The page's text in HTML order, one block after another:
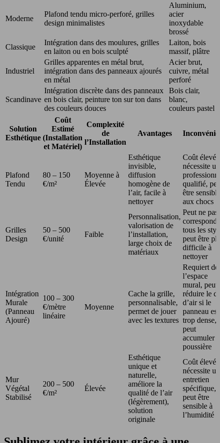
Moderne
Plafond tendu micro-perforé, grilles
design minimalistes
Aluminium,
acier
inoxydable
brossé
Classique
Intégration dans des moulures, grilles
en laiton ou en bois sculpté
Laiton, bois
massif, plâtre
Industriel
Grilles apparentes en métal brut,
intégration dans des panneaux ajourés
en métal
Acier brut,
cuivre, métal
perforé
Scandinave
Intégration discrète dans des panneaux
en bois clair, peinture ton sur ton dans
des couleurs douces
Bois clair,
blanc,
couleurs pastel
Solution
Esthétique
Coût
Estimé
(Installation
et Matériel)
Complexité
de
l’Installation
Avantages
Plafond
Tendu
80 – 150
€/m²
Moyenne à
Élevée
Esthétique
invisible,
diffusion
homogène de
l’air, facile à
nettoyer
Coût élevé,
nécessite un
qualifié,
être sensible
aux chocs
Grilles
Design
50 – 500
€/unité
Faible
Personnalisation,
valorisation de
l’installation,
large choix de
matériaux
Peut ne pas
tous les
peut être
difficile à
nettoyer
Intégration
Murale
(Panneau
Ajouré)
100 – 300
€/mètre
linéaire
Moyenne
Cache la grille,
personnalisable,
permet de jouer
avec les textures
Requiert de
l’espace
mural, peut
réduire le
d’air si le
panneau est
trop dense,
peut
accumuler
poussière
Mur
Végétal
Stabilisé
200 – 500
€/m²
Élevée
Esthétique
unique et
naturelle,
améliore la
qualité de l’air
(légèrement),
solution
originale
Coût élevé,
nécessite un
entretien
spécifique,
peut être
sensible à
l’humidité